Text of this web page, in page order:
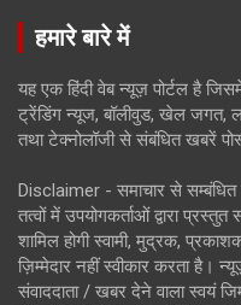
हमारे बारे में
यह एक हिंदी वेब न्यूज़ पोर्टल है
ट्रेंडिंग न्यूज, बॉलीवुड, खेल जगत,
तथा टेक्नोलॉजी से संबंधित खबरें
Disclaimer - समाचार से
तत्वों में उपयोगकर्ताओं द्वारा
शामिल होगी स्वामी, मुद्रक,
ज़िम्मेदार नहीं स्वीकार करता है।
संवाददाता / खबर देने वाला स्वयं